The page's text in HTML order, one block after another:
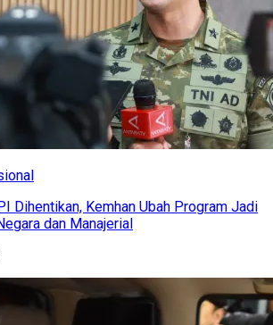
Dihentikan, Kemhan Ubah Program Jadi
dan Manajerial